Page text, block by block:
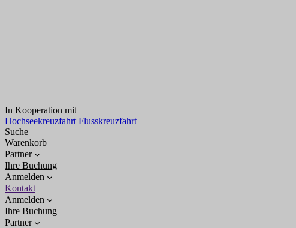
In Kooperation mit
Hochseekreuzfahrt Flusskreuzfahrt
Suche
Warenkorb
Partner
Ihre Buchung
Anmelden
Kontakt
Anmelden
Ihre Buchung
Partner